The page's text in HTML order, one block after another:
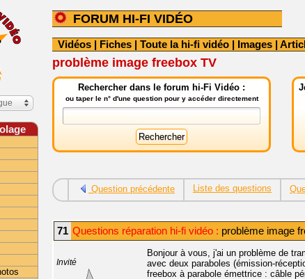
FORUM HI-FI VIDÉO
Vidéos | Fiches | Toute la hi-fi vidéo | Images |
problème image freebox TV
Rechercher dans le forum hi-Fi Vidéo :
ou taper le n° d'une question pour y accéder directement
Question précédente Liste des questions
71 Questions réparation hi-fi vidéo : problème image
Invité
Bonjour à vous, j'ai un problème de
avec deux paraboles (émission-
freebox à parabole émettrice : câble